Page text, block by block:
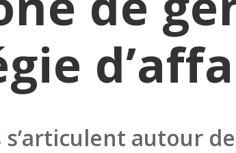
autour de